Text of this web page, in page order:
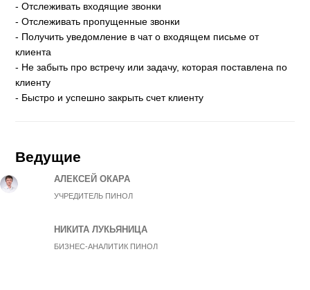
- Отслеживать входящие звонки
- Отслеживать пропущенные звонки
- Получить уведомление в чат о входящем письме от
клиента
- Не забыть про встречу или задачу, которая поставлена по
клиенту
- Быстро и успешно закрыть счет клиенту
Ведущие
АЛЕКСЕЙ ОКАРА
УЧРЕДИТЕЛЬ ПИНОЛ
НИКИТА ЛУКЬЯНИЦА
БИЗНЕС-АНАЛИТИК ПИНОЛ